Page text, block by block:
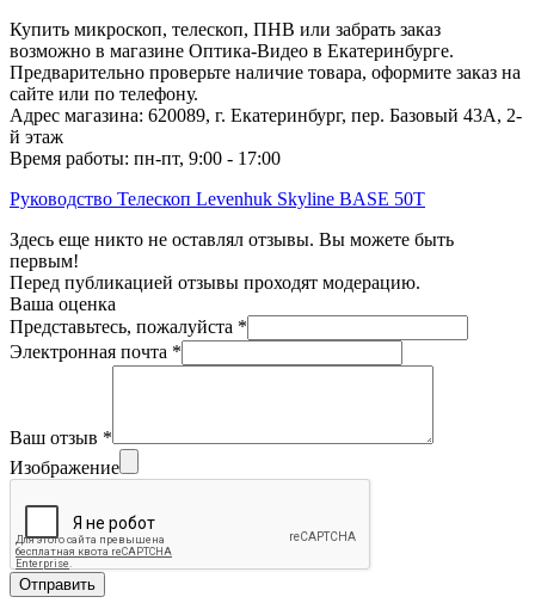
Купить микроскоп, телескоп, ПНВ или забрать заказ
возможно в магазине Оптика-Видео в Екатеринбурге.
Предварительно проверьте наличие товара, оформите заказ на
сайте или по телефону.
Адрес магазина: 620089, г. Екатеринбург, пер. Базовый 43А, 2-
й этаж
Время работы: пн-пт, 9:00 - 17:00
Руководство Телескоп Levenhuk Skyline BASE 50T
Здесь еще никто не оставлял отзывы. Вы можете быть
первым!
Перед публикацией отзывы проходят модерацию.
Ваша оценка
Представьтесь, пожалуйста *
Электронная почта *
Ваш отзыв *
Изображение
Отправить